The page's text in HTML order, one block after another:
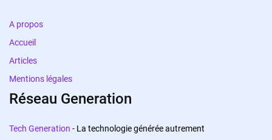
A propos
Accueil
Articles
Mentions légales
Réseau Generation
Tech Generation - La technologie générée autrement